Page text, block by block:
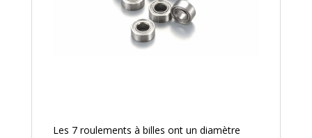
Les 7 roulements à billes ont un diamètre